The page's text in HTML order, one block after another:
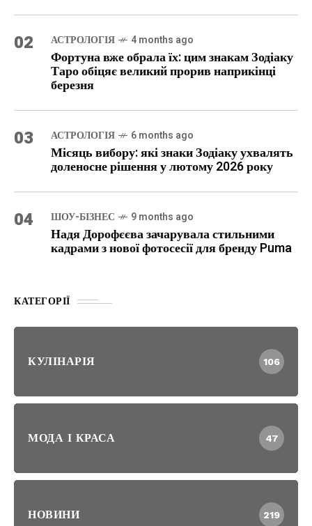
02 АСТРОЛОГІЯ 4 months ago
Фортуна вже обрала їх: цим знакам Зодіаку
Таро обіцяє великий прорив наприкінці
березня
03 АСТРОЛОГІЯ 6 months ago
Місяць вибору: які знаки Зодіаку ухвалять
доленосне рішення у лютому 2026 року
04 ШОУ-БІЗНЕС 9 months ago
Надя Дорофєєва зачарувала стильними
кадрами з нової фотосесії для бренду Puma
КАТЕГОРІЇ
КУЛІНАРІЯ 106
МОДА І КРАСА 47
НОВИНИ 219